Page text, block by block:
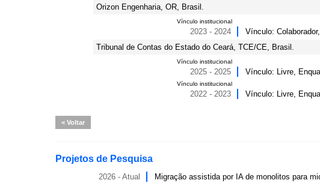
Orizon Engenharia, OR, Brasil.
Vínculo institucional
2023 - 2024
Vínculo:
Tribunal de Contas do Estado do Ceará, TCE/CE, Brasil.
Vínculo institucional
2025 - 2025 Vínculo: Livre,
Vínculo institucional
2022 - 2023 Vínculo: Livre,
Voltar
Projetos de Pesquisa
2026 - Atual Migração assistida por IA de monolitos para